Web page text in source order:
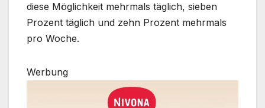
diese Möglichkeit mehrmals täglich, sieben
Prozent täglich und zehn Prozent mehrmals
pro Woche.
Werbung